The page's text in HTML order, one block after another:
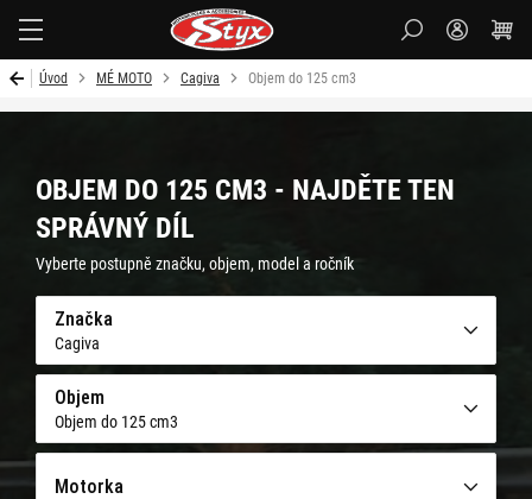
Úvod MÉ MOTO Cagiva Objem do 125 cm3
OBJEM DO 125 CM3 - NAJDĚTE TEN
SPRÁVNÝ DÍL
Vyberte postupně značku, objem, model a ročník
Značka
Cagiva
Objem
Objem do 125 cm3
Motorka